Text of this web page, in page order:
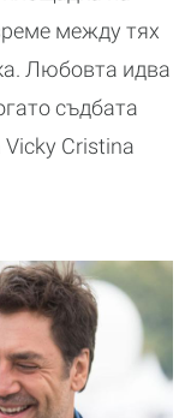
между тях
Любовта идва
съдбата
Vicky Cristina